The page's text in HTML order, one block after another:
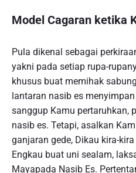
Model Cagaran ketika
Pula dikenal sebagai
yakni pada setiap rupa-
khusus buat memihak
lantaran nasib es
sanggup Kamu pertaruhkan,
nasib es. Tetapi, asalkan
ganjaran gede, Dikau kira-
Engkau buat uni sealam,
Mayapada Nasib Es.